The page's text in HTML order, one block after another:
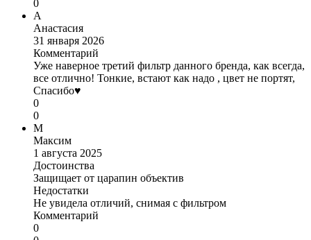
0
А
Анастасия
31 января 2026
Комментарий
Уже наверное третий фильтр данного бренда, как всегда,
все отлично! Тонкие, встают как надо , цвет не портят,
Спасибо♥️
0
0
М
Максим
1 августа 2025
Достоинства
Защищает от царапин объектив
Недостатки
Не увидела отличий, снимая с фильтром
Комментарий
0